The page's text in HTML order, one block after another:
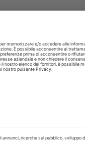
L’avvento del
domande a cui il prof.